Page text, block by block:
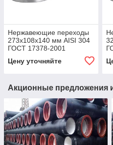
Нержавеющие переходы
273x108x140 мм AISI 304
ГОСТ 17378-2001
Цену уточняйте
Акционные предложения